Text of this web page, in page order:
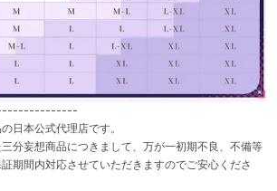
日本公式代理店です。
分妄想商品につきまして、万が一初期不良、不備等
期間内対応させていただきますのでご安心くださ